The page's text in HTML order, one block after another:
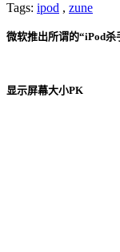
Tags: ipod , zune
微软推出所谓的“iPod杀
显示屏幕大小PK